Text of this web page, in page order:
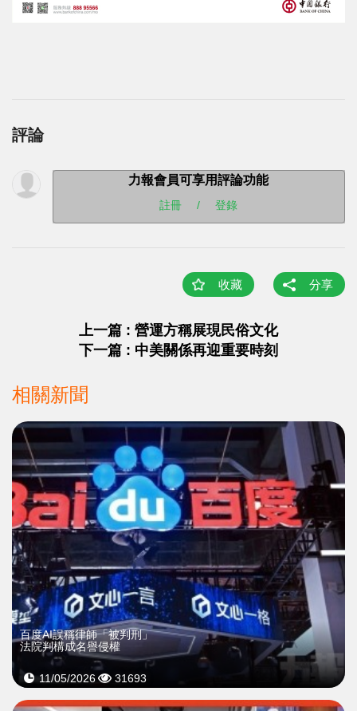
評論
力報會員可享用評論功能
註冊 / 登錄
收藏 分享
上一篇 : 營運方稱展現民俗文化
下一篇 : 中美關係再迎重要時刻
相關新聞
百度AI誤稱律師「被判刑」
法院判構成名譽侵權
11/05/2026 31693